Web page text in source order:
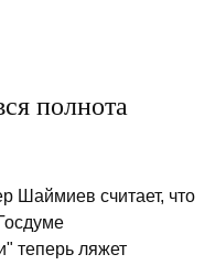
полнота
Шаймиев считает, что
теперь ляжет